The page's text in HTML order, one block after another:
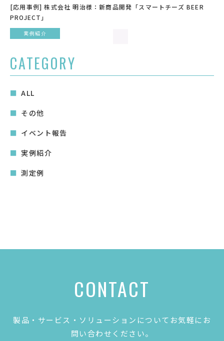
[応用事例] 株式会社 明治様：新商品開発「スマートチーズ BEER
PROJECT」
実例紹介
CATEGORY
ALL
その他
イベント報告
実例紹介
測定例
CONTACT
製品・サービス・ソリューションについてお気軽にお
問い合わせください。